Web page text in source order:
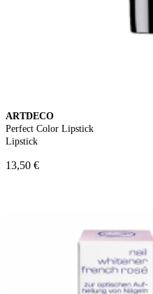
ARTDECO
Perfect Color Lipstick
Lipstick
13,50 €